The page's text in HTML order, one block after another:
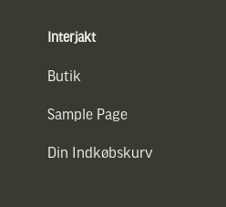
Interjakt
Butik
Sample Page
Din Indkøbskurv